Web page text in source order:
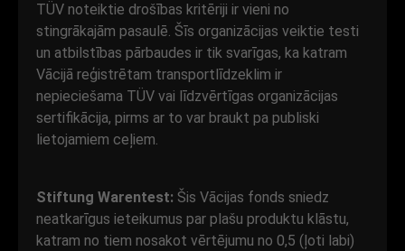
TÜV noteiktie drošības kritēriji ir vieni no
stingrākajām pasaulē. Šīs organizācijas veiktie testi
un atbilstības pārbaudes ir tik svarīgas, ka katram
Vācijā reģistrētam transportlīdzeklim ir
nepieciešama TÜV vai līdzvērtīgas organizācijas
sertifikācija, pirms ar to var braukt pa publiski
lietojamiem ceļiem.
Stiftung Warentest: Šis Vācijas fonds sniedz
neatkarīgus ieteikumus par plašu produktu klāstu,
katram no tiem nosakot vērtējumu no 0,5 (ļoti labi)